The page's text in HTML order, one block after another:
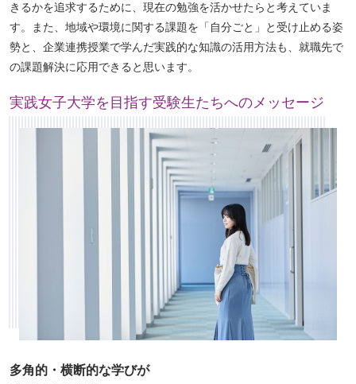
きるかを追求するために、現在の勉強を活かせたらと考えていま
す。また、地域や環境に関する課題を「自分ごと」と受け止める姿
勢と、企業連携授業で学んだ実践的な知識の活用方法も、就職先で
の課題解決に応用できると思います。
実践女子大学を目指す受験生たちへのメッセージ
多角的・横断的な学びが
ペ